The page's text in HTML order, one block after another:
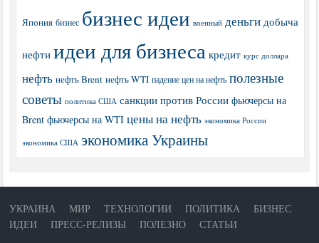
Япония бизнес бизнес идеи военный деньги добыча
нефти идеи для бизнеса кредит курс доллара
нефть нефть Brent нефть WTI падение цен на нефть полезные
советы политика США санкции против России фьючерсы на
Brent фьючерсы на WTI цены на нефть экономика России
экономика США экономика Украины
УКРАИНА МИР ТЕХНОЛОГИИ ПОЛИТИКА
БИЗНЕС
ИДЕИ
ПРЕСС-РЕЛИЗЫ ПОЛЕЗНО СТАТЬИ